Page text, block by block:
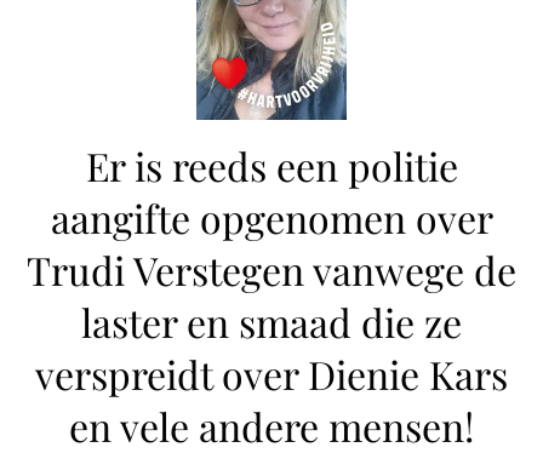
Er is reeds een politie
aangifte opgenomen over
Trudi Verstegen vanwege de
laster en smaad die ze
verspreidt over Dienie Kars
en vele andere mensen!